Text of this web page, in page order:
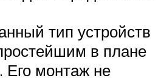
тип устройств
в плане
Его монтаж не